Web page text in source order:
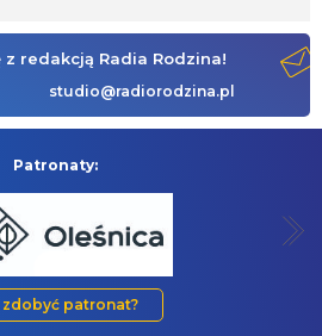
z redakcją Radia Rodzina!
studio@radiorodzina.pl
Patronaty:
zdobyć patronat?